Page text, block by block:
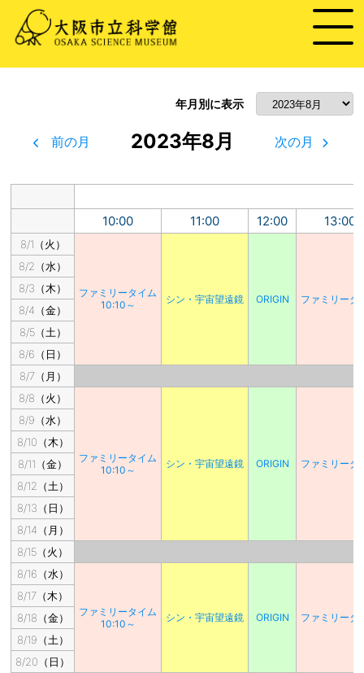
年月別に表示
前の月 2023年8月 次の月
10:00 11:00 12:00 13:00
8/1（火）
ファミリータイム
10:10～
シン・宇宙望遠鏡 ORIGIN ファミリータ
8/2（水）
8/3（木）
8/4（金）
8/5（土）
8/6（日）
8/7（月）
8/8（火）
ファミリータイム
10:10～
シン・宇宙望遠鏡 ORIGIN ファミリータ
8/9（水）
8/10（木）
8/11（金）
8/12（土）
8/13（日）
8/14（月）
8/15（火）
8/16（水）
ファミリータイム
10:10～
シン・宇宙望遠鏡 ORIGIN ファミリータ
8/17（木）
8/18（金）
8/19（土）
8/20（日）